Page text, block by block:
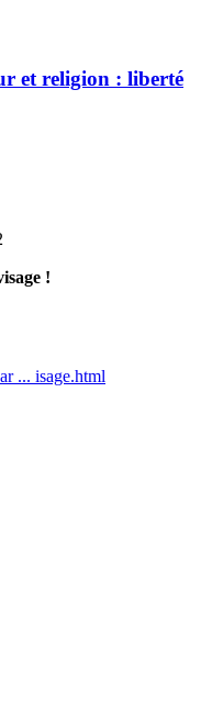
et religion : liberté
!
... isage.html